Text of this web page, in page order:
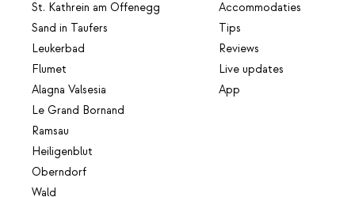
St. Kathrein am Offenegg
Sand in Taufers
Leukerbad
Flumet
Alagna Valsesia
Le Grand Bornand
Ramsau
Heiligenblut
Oberndorf
Wald
Accommodaties
Tips
Reviews
Live updates
App